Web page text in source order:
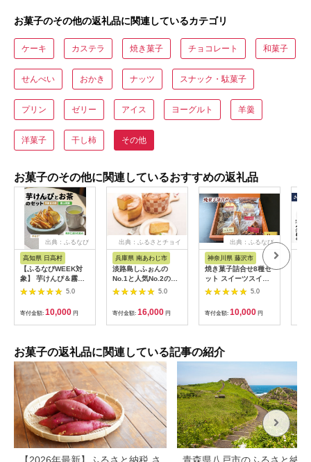
お菓子のその他の返礼品に関連しているカテゴリ
ケーキ カステラ 焼き菓子 チョコレート 和菓子
せんべい おかき ナッツ スナック・駄菓子
プリン ゼリー アイス ヨーグルト 羊羹
洋菓子 干し柿 その他
お菓子のその他に関連しているおすすめの返礼品
出典：ふるなび
高知県 日高村
【ふるなびWEEK対
象】 芋けんぴ＆霧山
茶 おやつセット
（大） 芋屋金次郎
霧山茶園 高知県産 黒
胡麻 塩けんぴ 芋チッ
プ 詰め合わせ ギフト
5.0
寄付金額: 10,000 円
出典：ふるさとチョイ
兵庫県 南あわじ市
淡路島しふぉんの
No.1と人気No.2のセ
ット（ご自宅用簡易包
5.0
寄付金額: 16,000 円
出典：ふるなび
神奈川県 藤沢市
焼き菓子詰合せ8種セ
ット スイーツスイー
ツスイーツスイーツス
イーツスイーツスイー
5.0
寄付金額: 10,000 円
お菓子の返礼品に関連している記事の紹介